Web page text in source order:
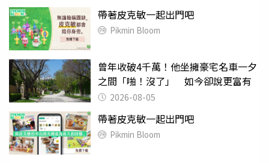
帶著皮克敏一起出門吧
Pikmin Bloom
曾年收破4千萬！他坐擁豪宅名車一夕
之間「啪！沒了」 如今卻說更富有
2026-08-05
帶著皮克敏一起出門吧
Pikmin Bloom